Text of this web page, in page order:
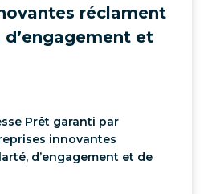
réclament
et
Prêt garanti par
innovantes
d’engagement et de